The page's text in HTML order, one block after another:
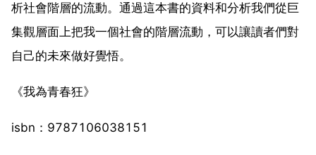
析社會階層的流動。通過這本書的資料和分析我們從巨
集觀層面上把我一個社會的階層流動，可以讓讀者們對
自己的未來做好覺悟。
《我為青春狂》
isbn：9787106038151